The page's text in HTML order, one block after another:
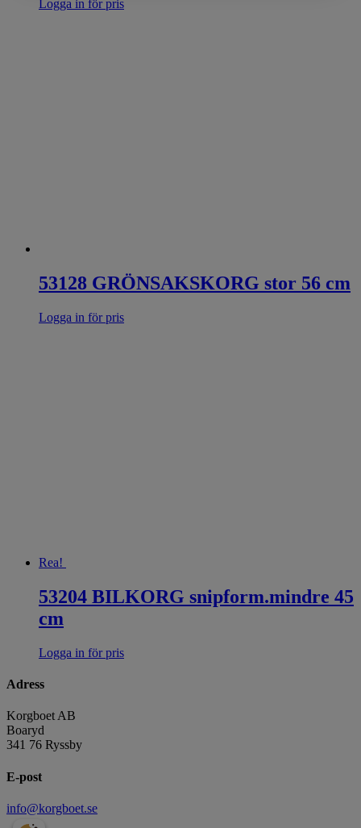
Logga in för pris
53128 GRÖNSAKSKORG stor 56 cm
Logga in för pris
Rea!
53204 BILKORG snipform.mindre 45
cm
Logga in för pris
Adress
Korgboet AB
Boaryd
341 76 Ryssby
E-post
info@korgboet.se